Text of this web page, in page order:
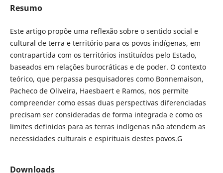
Resumo
Este artigo propõe uma reflexão sobre o sentido social e
cultural de terra e território para os povos indígenas, em
contrapartida com os territórios instituídos pelo Estado,
baseados em relações burocráticas e de poder. O contexto
teórico, que perpassa pesquisadores como Bonnemaison,
Pacheco de Oliveira, Haesbaert e Ramos, nos permite
compreender como essas duas perspectivas diferenciadas
precisam ser consideradas de forma integrada e como os
limites definidos para as terras indígenas não atendem as
necessidades culturais e espirituais destes povos.G
Downloads